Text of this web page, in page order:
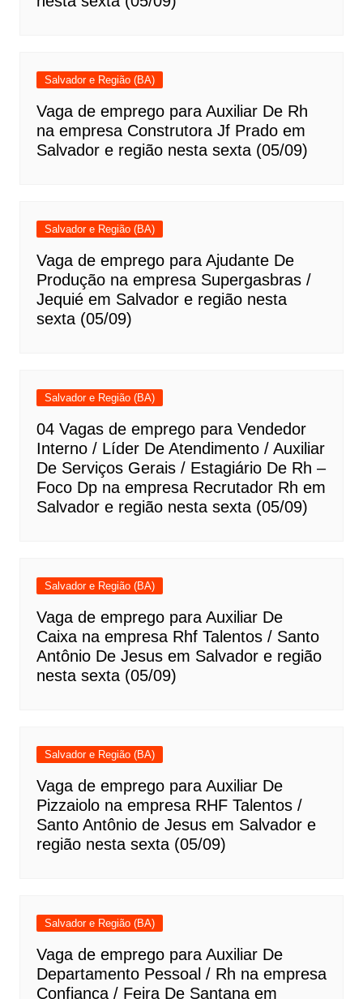
Salvador e Região (BA)
Vaga de emprego para Auxiliar De Rh
na empresa Construtora Jf Prado em
Salvador e região nesta sexta (05/09)
Salvador e Região (BA)
Vaga de emprego para Ajudante De
Produção na empresa Supergasbras /
Jequié em Salvador e região nesta
sexta (05/09)
Salvador e Região (BA)
04 Vagas de emprego para Vendedor
Interno / Líder De Atendimento / Auxiliar
De Serviços Gerais / Estagiário De Rh –
Foco Dp na empresa Recrutador Rh em
Salvador e região nesta sexta (05/09)
Salvador e Região (BA)
Vaga de emprego para Auxiliar De
Caixa na empresa Rhf Talentos / Santo
Antônio De Jesus em Salvador e região
nesta sexta (05/09)
Salvador e Região (BA)
Vaga de emprego para Auxiliar De
Pizzaiolo na empresa RHF Talentos /
Santo Antônio de Jesus em Salvador e
região nesta sexta (05/09)
Salvador e Região (BA)
Vaga de emprego para Auxiliar De
Departamento Pessoal / Rh na empresa
Confiança / Feira De Santana em